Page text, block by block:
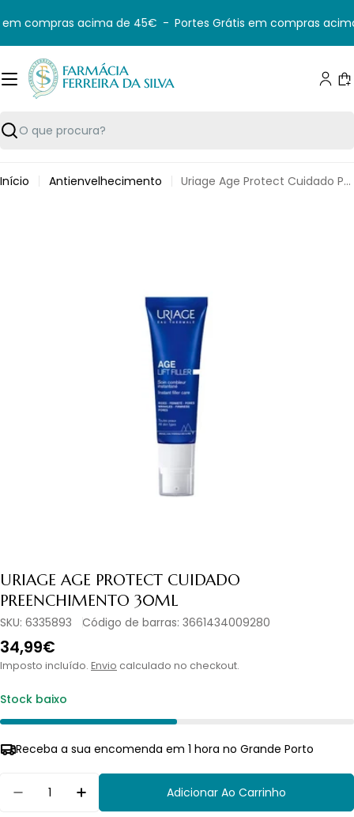
para
o
conteúdo
compras acima de 45€ Portes Grátis em compras
Pesquisar
Início Antienvelhecimento
Uriage Age Protect Cuidado Preenchimento 30ml
URIAGE AGE PROTECT CUIDADO
PREENCHIMENTO 30ML
SKU: 6335893 Código de barras: 3661434009280
Preço
normal
34,99€
Imposto incluído. Envio calculado no checkout.
Stock baixo
Receba a sua encomenda em 1 hora no Grande Porto
Diminuir Quantidade Para Uriage Age Protect
Aumentar Quantidade Para Uriage
Adicionar Ao Carrinho